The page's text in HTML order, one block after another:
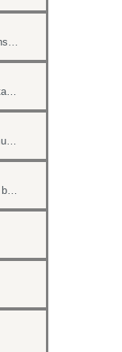
Paiement en ligne hipay sur les inscriptions de l'Agenda
Pas d'enregistrement d'une écriture comptable en cas de paiement ultérieur
Plusieurs types de versement sur un formulaire
Formulaire d'ajout/modification de relevés bancaires